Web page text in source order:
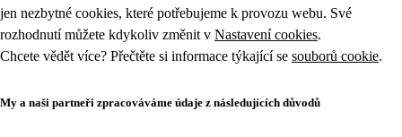
jen nezbytné cookies, které potřebujeme k provozu webu. Své
rozhodnutí můžete kdykoliv změnit v Nastavení cookies.
Chcete vědět více? Přečtěte si informace týkající se souborů cookie.
My a naši partneři zpracováváme údaje z následujících důvodů